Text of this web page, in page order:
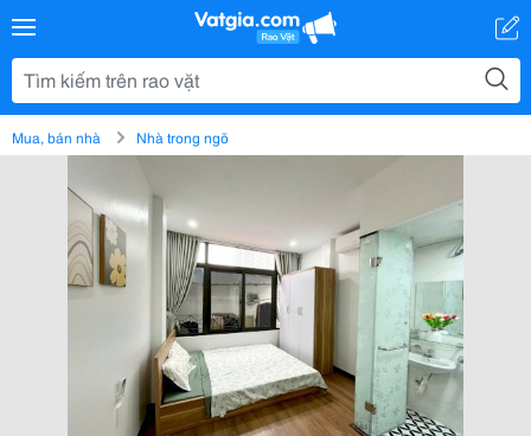
Mua, bán nhà Nhà trong ngõ